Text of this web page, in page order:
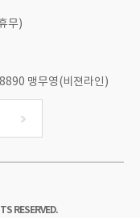
무)
맹무영(비젼라인)
RESERVED.